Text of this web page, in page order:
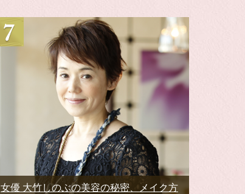
女優 大竹しのぶの美容の秘密、メイク方